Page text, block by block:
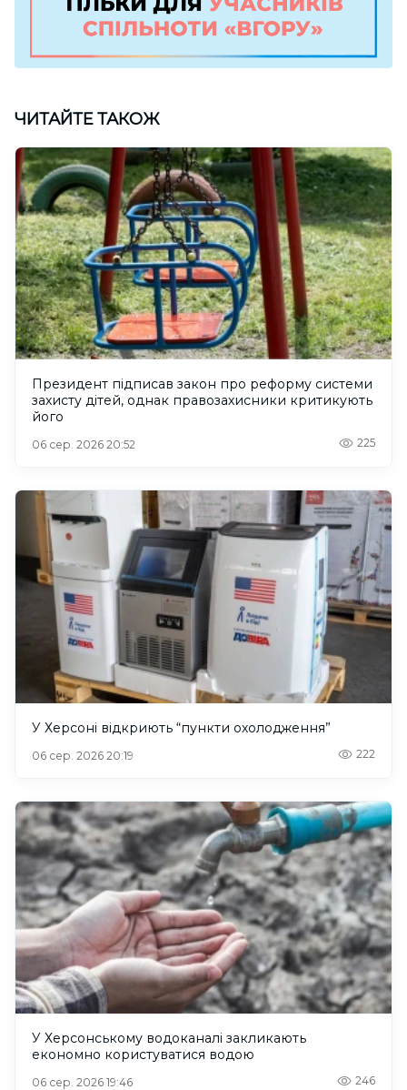
ЧИТАЙТЕ ТАКОЖ
Президент підписав закон про реформу системи
захисту дітей, однак правозахисники критикують
його
06 сер. 2026 20:52 225
У Херсоні відкриють “пункти охолодження”
06 сер. 2026 20:19 222
У Херсонському водоканалі закликають
економно користуватися водою
06 сер. 2026 19:46 246